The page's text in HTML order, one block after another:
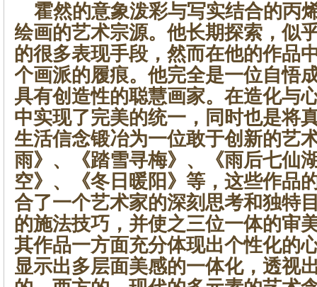
霍然的意象泼彩与写实结合的丙
绘画的艺术宗源。他长期探索，似
的很多表现手段，然而在他的作品
个画派的履痕。他完全是一位自悟
具有创造性的聪慧画家。在造化与
中实现了完美的统一，同时也是将
生活信念锻冶为一位敢于创新的艺
雨》、《踏雪寻梅》、《雨后七仙
空》、《冬日暖阳》等，这些作品
合了一个艺术家的深刻思考和独特
的施法技巧，并使之三位一体的审
其作品一方面充分体现出个性化的
显示出多层面美感的一体化，透视